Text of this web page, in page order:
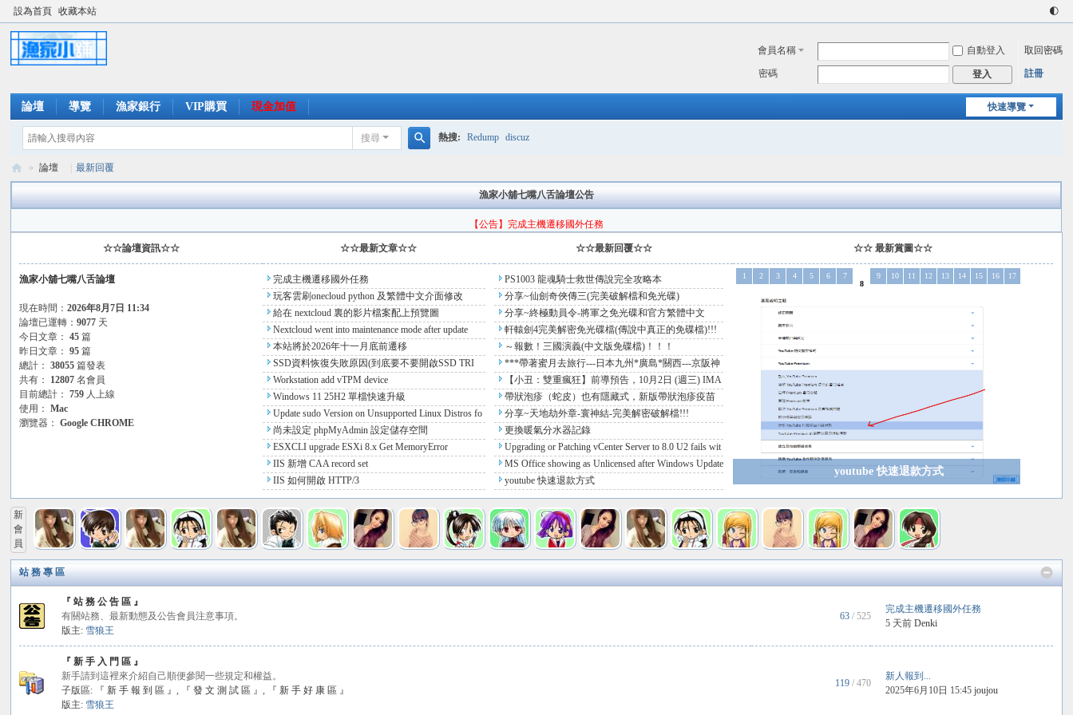
設為首頁 收藏本站 🌓
會員名稱 自動登入 取回密碼
密碼 登入 註冊
快速導覽
論壇 導覽 漁家銀行 VIP購買 現金加值
搜尋
尋
熱搜: Redump discuz
小
七
嘴
八
舌
論
壇
» 論壇 最新回覆
漁家小舖七嘴八舌論壇公告
【公告】完成主機遷移國外任務
☆☆論壇資訊☆☆ ☆☆最新文章☆☆ ☆☆最新回覆☆☆ ☆☆ 最新賞圖☆☆
漁家小舖七嘴八舌論壇
現在時間：2026年8月7日 11:34
論壇已運轉：9077 天
今日文章： 45 篇
昨日文章： 95 篇
總計：38055 篇發表
共有：
12807 名會員
目前總計： 759 人上線
使用： Mac
瀏覽器： Google CHROME
完成主機遷移國外任務
玩客雲刷onecloud python 及繁體中文介面修改
給在 nextcloud 裏的影片檔案配上預覽圖
Nextcloud went into maintenance mode after update
本站將於2026年十一月底前遷移
SSD資料恢復失敗原因(到底要不要開啟SSD TRI
M)Workstation add vTPM device
Windows 11 25H2 單檔快速升級
Update sudo Version on Unsupported Linux Distros fo
r sudo-1.9.17p1
尚未設定 phpMyAdmin 設定儲存空間
ESXCLI upgrade ESXi 8.x Get MemoryError
IIS 新增 CAA record set
IIS 如何開啟 HTTP/3
PS1003 龍魂騎士救世傳說完全攻略本
分享~仙劍奇俠傳三(完美破解檔和免光碟)
分享~終極動員令-將軍之免光碟和官方繁體中文
化!!!
軒轅劍4完美解密免光碟檔(傳說中真正的免碟檔)!!!
～報數！三國演義(中文版免碟檔)！！！
***帶著蜜月去旅行---日本九州*廣島*關西---京阪神
<第一天>*** ...
【小丑：雙重瘋狂】前導預告，10月2日 (週三) IMA
X同步上映
帶狀泡疹（蛇皮）也有隱藏式，新版帶狀泡疹疫苗
接種後記錄 ...
分享~天地劫外章-寰神結-完美解密破解檔!!!
更換暖氣分水器記錄
Upgrading or Patching vCenter Server to 8.0 U2 fails wit
h precheck error "Source ...
MS Office showing as Unlicensed after Windows Update
youtube 快速退款方式
youtube 快速退款方式
1 2 3 4 5 6
7
8
9 10 11 12 13 14 15 16 17
新
會
員
站 務 專 區
『 站 務 公 告 區 』
有關站務、最新動態及公告會員注意事項。
版主: 雪狼王
63 / 525
完成主機遷移國外任務
5 天前 Denki
『 新 手 入 門 區 』
新手請到這裡來介紹自己順便參閱一些規定和權益。
子版區:
『 新 手 報 到 區 』, 『 發 文 測 試 區 』,
『 新 手 好 康 區 』
版主: 雪狼王
119 / 470
新人報到...
2025年6月10日 15:45joujou